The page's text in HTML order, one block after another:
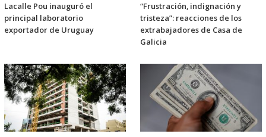
Lacalle Pou inauguró el
principal laboratorio
exportador de Uruguay
“Frustración, indignación y
tristeza”: reacciones de los
extrabajadores de Casa de
Galicia